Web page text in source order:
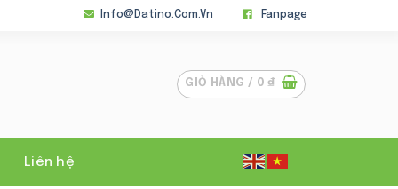
Info@datino.com.vn Fanpage
GIỎ HÀNG / 0₫
Liên hệ